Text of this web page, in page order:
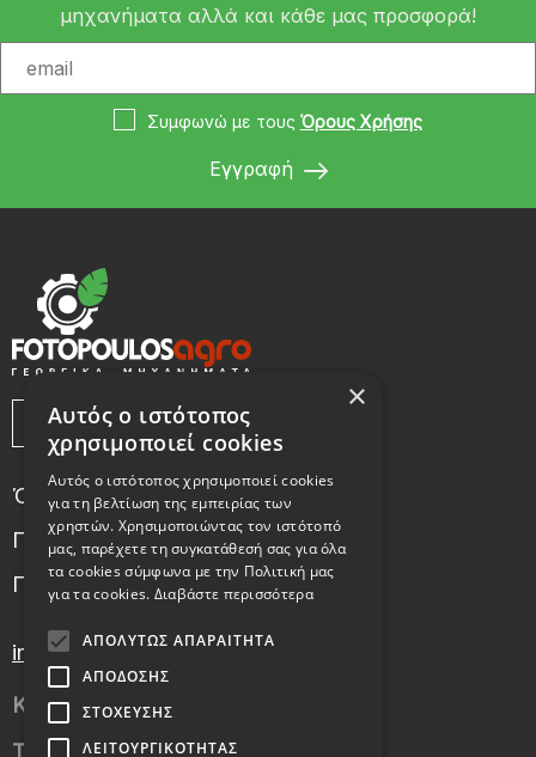
μηχανήματα αλλά και κάθε μας προσφορά!
Συμφωνώ με τους Όρους Χρήσης
Εγγραφή
Όροι Χρήσης
Πολιτική χρήσης cookies
Πολιτική Απορρήτου
info@fotopoulosagro.gr
Κιν.:6972249215
Τηλ.:
2331038270,2331038271
×
Αυτός ο ιστότοπος
χρησιμοποιεί cookies
Αυτός ο ιστότοπος χρησιμοποιεί cookies
για τη βελτίωση της εμπειρίας των
χρηστών. Χρησιμοποιώντας τον ιστότοπό
μας, παρέχετε τη συγκατάθεσή σας για όλα
τα cookies σύμφωνα με την Πολιτική μας
για τα cookies. Διαβάστε περισσότερα
ΑΠΟΛΎΤΩΣ ΑΠΑΡΑΊΤΗΤΑ
ΑΠΌΔΟΣΗΣ
ΣΤΌΧΕΥΣΗΣ
ΛΕΙΤΟΥΡΓΙΚΌΤΗΤΑΣ